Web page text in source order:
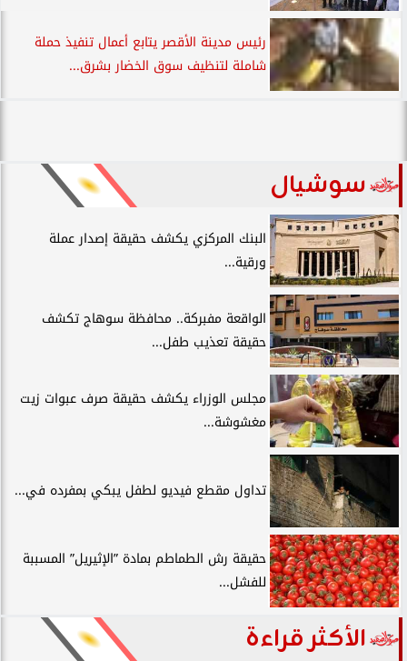
رئيس مدينة الأقصر يتابع أعمال تنفيذ حملة
شاملة لتنظيف سوق الخضار بشرق...
سوشيال
البنك المركزي يكشف حقيقة إصدار عملة
ورقية...
الواقعة مفبركة.. محافظة سوهاج تكشف
حقيقة تعذيب طفل...
مجلس الوزراء يكشف حقيقة صرف عبوات زيت
مغشوشة...
تداول مقطع فيديو لطفل يبكي بمفرده في...
حقيقة رش الطماطم بمادة ”الإثيريل” المسببة
للفشل...
الأكثر قراءة